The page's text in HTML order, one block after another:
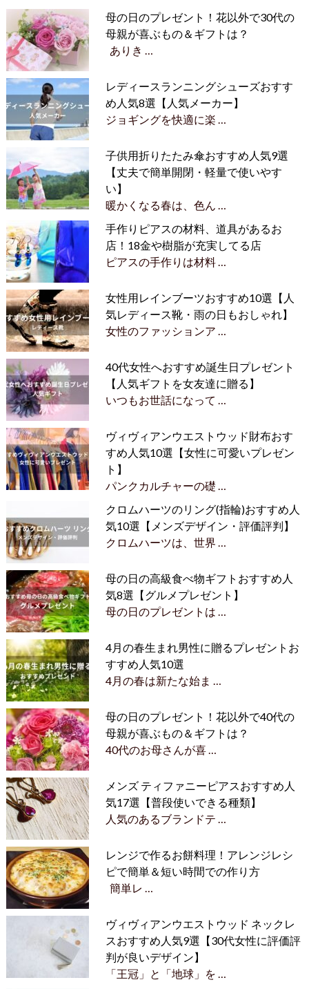
母の日のプレゼント！花以外で30代の
母親が喜ぶもの＆ギフトは？
ありき …
レディースランニングシューズおすす
め人気8選【人気メーカー】
ジョギングを快適に楽 …
子供用折りたたみ傘おすすめ人気9選
【丈夫で簡単開閉・軽量で使いやす
い】
暖かくなる春は、色ん …
手作りピアスの材料、道具があるお
店！18金や樹脂が充実してる店
ピアスの手作りは材料 …
女性用レインブーツおすすめ10選【人
気レディース靴・雨の日もおしゃれ】
女性のファッションア …
40代女性へおすすめ誕生日プレゼント
【人気ギフトを女友達に贈る】
いつもお世話になって …
ヴィヴィアンウエストウッド財布おす
すめ人気10選【女性に可愛いプレゼン
ト】
パンクカルチャーの礎 …
クロムハーツのリング(指輪)おすすめ人
気10選【メンズデザイン・評価評判】
クロムハーツは、世界 …
母の日の高級食べ物ギフトおすすめ人
気8選【グルメプレゼント】
母の日のプレゼントは …
4月の春生まれ男性に贈るプレゼントお
すすめ人気10選
4月の春は新たな始ま …
母の日のプレゼント！花以外で40代の
母親が喜ぶもの＆ギフトは？
40代のお母さんが喜 …
メンズ ティファニーピアスおすすめ人
気17選【普段使いできる種類】
人気のあるブランドテ …
レンジで作るお餅料理！アレンジレシ
ピで簡単＆短い時間での作り方
簡単レ …
ヴィヴィアンウエストウッド ネックレ
スおすすめ人気9選【30代女性に評価評
判が良いデザイン】
「王冠」と「地球」を …